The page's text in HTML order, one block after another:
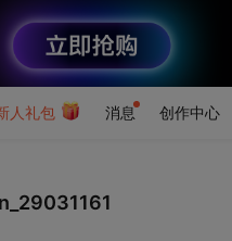
人礼包 消息 创作中心